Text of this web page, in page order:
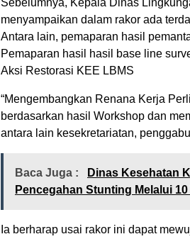
menyampaikan dalam rakor ada
Antara lain, pemaparan hasil
Pemaparan hasil hasil base line
Aksi Restorasi KEE LBMS
“Mengembangkan Renana Kerja
berdasarkan hasil Workshop dan
antara lain kesekretariatan,
Baca Juga :
Dinas Kesehatan
Pencegahan Stunting Melalui
Ia berharap usai rakor ini dapat